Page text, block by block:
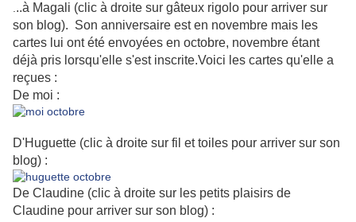
..à Magali (clic à droite sur gâteux rigolo pour arriver sur
son blog). Son anniversaire est en novembre mais les
cartes lui ont été envoyées en octobre, novembre étant
déjà pris lorsqu'elle s'est inscrite.Voici les cartes qu'elle a
reçues :
De moi :
D'Huguette (clic à droite sur fil et toiles pour arriver sur son
blog) :
De Claudine (clic à droite sur les petits plaisirs de
Claudine pour arriver sur son blog) :